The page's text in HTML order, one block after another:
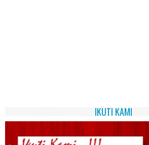
IKUTI KAMI